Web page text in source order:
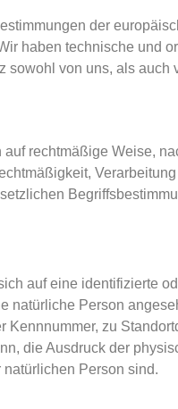
der
haben technische und
von uns, als
rechtmäßige Weise,
auf eine identifizierte
natürliche Person
zu
die Ausdruck der
Person sind.